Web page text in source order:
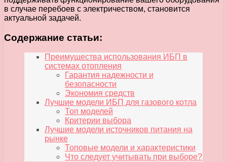
в случае перебоев с электричеством, становится
актуальной задачей.
Содержание статьи:
Преимущества использования ИБП в
системах отопления
Гарантия надежности и
безопасности
Экономия средств
Лучшие модели ИБП для газового котла
Топ моделей
Критерии выбора
Лучшие модели источников питания на
рынке
Топовые модели и характеристики
Что следует учитывать при выборе?